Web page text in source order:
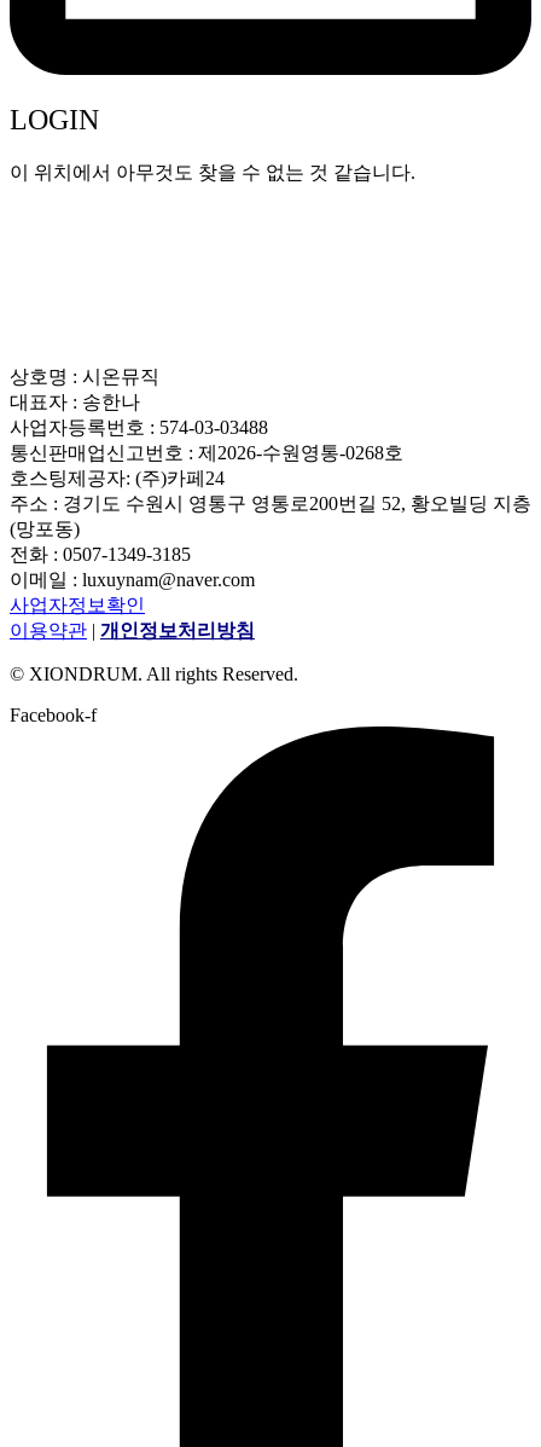
LOGIN
이 위치에서 아무것도 찾을 수 없는 것 같습니다.
상호명 : 시온뮤직
대표자 : 송한나
사업자등록번호 : 574-03-03488
통신판매업신고번호 : 제2026-수원영통-0268호
호스팅제공자: (주)카페24
주소 : 경기도 수원시 영통구 영통로200번길 52, 황오빌딩 지층
(망포동)
전화 : 0507-1349-3185
이메일 : luxuynam@naver.com
사업자정보확인
이용약관 | 개인정보처리방침
© XIONDRUM. All rights Reserved.
Facebook-f